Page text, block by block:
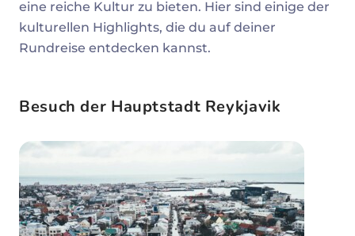
eine reiche Kultur zu bieten. Hier sind einige der
kulturellen Highlights, die du auf deiner
Rundreise entdecken kannst.
Besuch der Hauptstadt Reykjavik